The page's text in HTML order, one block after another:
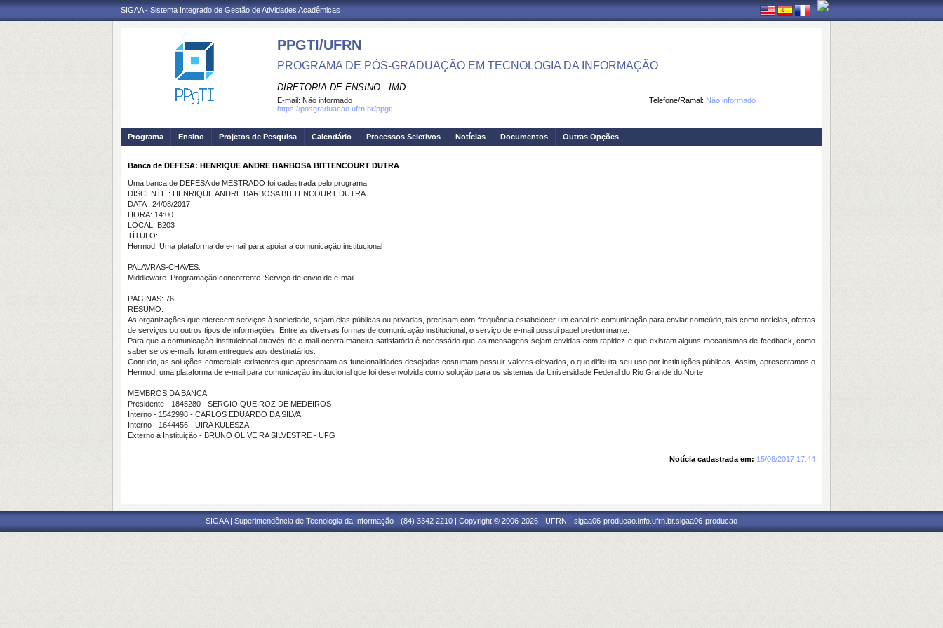
SIGAA - Sistema Integrado de Gestão de Atividades Acadêmicas
PPGTI/UFRN
PROGRAMA DE PÓS-GRADUAÇÃO EM TECNOLOGIA DA INFORMAÇÃO
DIRETORIA DE ENSINO - IMD
Telefone/Ramal: Não informado
E-mail: Não informado
https://posgraduacao.ufrn.br/ppgti
Programa Ensino Projetos de Pesquisa Calendário Processos Seletivos Notícias Documentos Outras Opções
Banca de DEFESA: HENRIQUE ANDRE BARBOSA BITTENCOURT DUTRA
Uma banca de DEFESA de MESTRADO foi cadastrada pelo programa.
DISCENTE : HENRIQUE ANDRE BARBOSA BITTENCOURT DUTRA
DATA : 24/08/2017
HORA: 14:00
LOCAL: B203
TÍTULO:
Hermod: Uma plataforma de e-mail para apoiar a comunicação institucional
PALAVRAS-CHAVES:
Middleware. Programação concorrente. Serviço de envio de e-mail.
PÁGINAS: 76
RESUMO:
As organizações que oferecem serviços à sociedade, sejam elas públicas ou privadas, precisam com frequência estabelecer um canal de comunicação para enviar conteúdo, tais como notícias, ofertas
de serviços ou outros tipos de informações. Entre as diversas formas de comunicação institucional, o serviço de e-mail possui papel predominante.
Para que a comunicação instituicional através de e-mail ocorra maneira satisfatória é necessário que as mensagens sejam envidas com rapidez e que existam alguns mecanismos de feedback, como
saber se os e-mails foram entregues aos destinatários.
Contudo, as soluções comerciais existentes que apresentam as funcionalidades desejadas costumam possuir valores elevados, o que dificulta seu uso por instituições públicas. Assim, apresentamos o
Hermod, uma plataforma de e-mail para comunicação institucional que foi desenvolvida como solução para os sistemas da Universidade Federal do Rio Grande do Norte.
MEMBROS DA BANCA:
Presidente - 1845280 - SERGIO QUEIROZ DE MEDEIROS
Interno - 1542998 - CARLOS EDUARDO DA SILVA
Interno - 1644456 - UIRA KULESZA
Externo à Instituição - BRUNO OLIVEIRA SILVESTRE - UFG
Notícia cadastrada em: 15/08/2017 17:44
SIGAA | Superintendência de Tecnologia da Informação - (84) 3342 2210 | Copyright © 2006-2026 - UFRN - sigaa06-producao.info.ufrn.br.sigaa06-producao